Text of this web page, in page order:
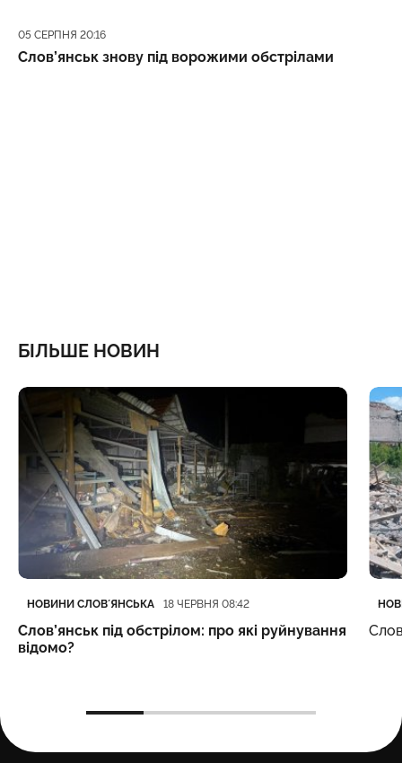
Дата публікації
05 СЕРПНЯ 20:16
Слов’янськ знову під ворожими обстрілами
БІЛЬШЕ НОВИН
Категорія
НОВИНИ СЛОВʼЯНСЬКА
Дата публікації 18 ЧЕРВНЯ 08:42
Слов’янськ під обстрілом: про які руйнування
відомо?